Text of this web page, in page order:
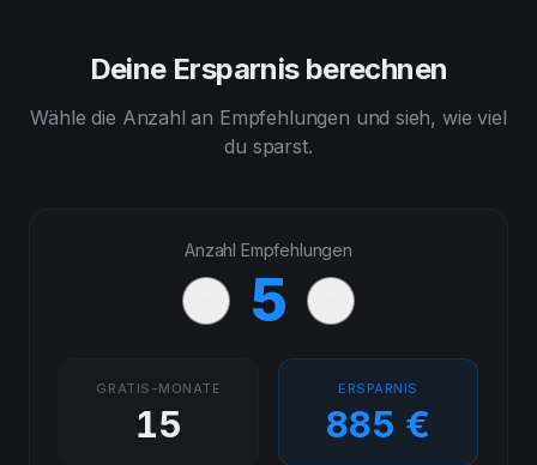
Deine Ersparnis berechnen
Wähle die Anzahl an Empfehlungen und sieh, wie viel
du sparst.
Anzahl Empfehlungen
5
GRATIS-MONATE
15
ERSPARNIS
885 €